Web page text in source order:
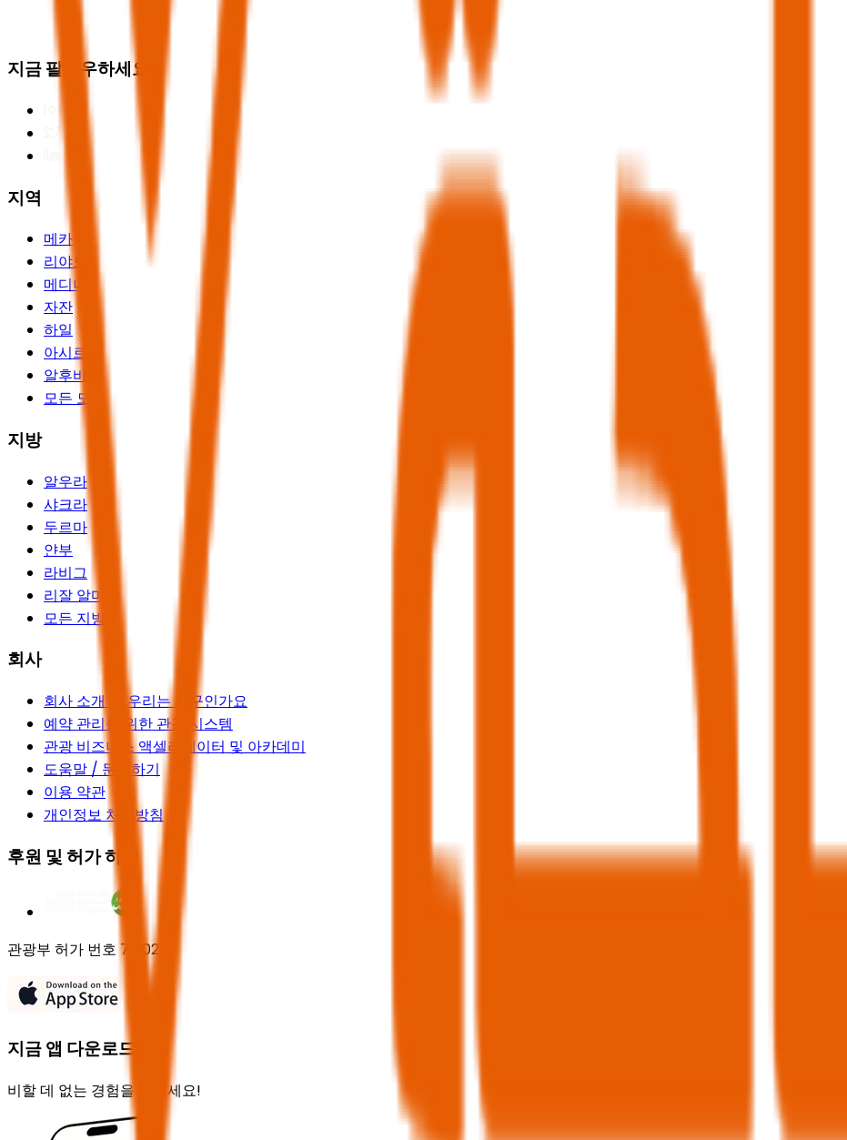
지금 팔로우하세요
지역
메카
리야드
메디나
자잔
하일
아시르
알후바르
모든 도시
지방
알우라
샤크라
두르마
얀부
라비그
리잘 알마아
모든 지방
회사
회사 소개 및 우리는 누구인가요
예약 관리를 위한 관광 시스템
관광 비즈니스 액셀러레이터 및 아카데미
도움말 / 문의하기
이용 약관
개인정보 처리방침
후원 및 허가 하에
관광부 허가 번호 73102191
지금 앱 다운로드
비할 데 없는 경험을 즐기세요!